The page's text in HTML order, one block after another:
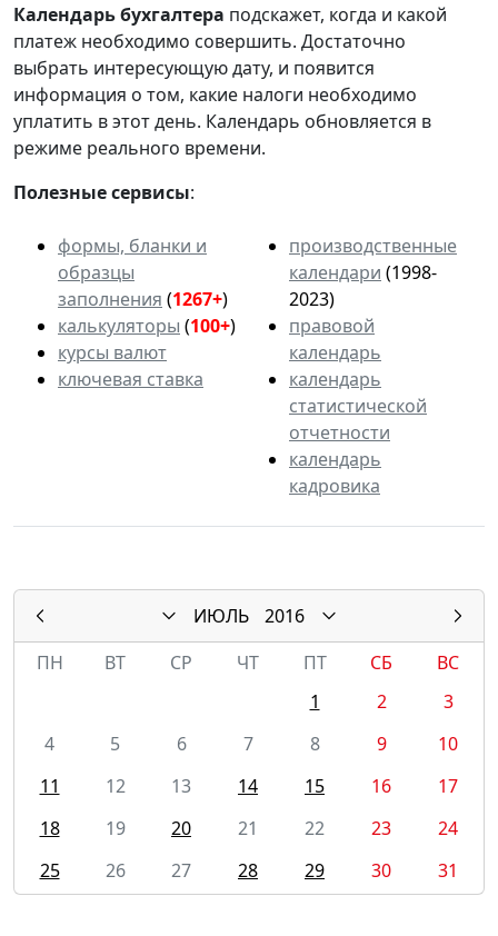
Календарьбухгалтера подскажет, когда и какой
платеж необходимо совершить. Достаточно
выбрать интересующую дату, и появится
информация о том, какие налоги необходимо
уплатить в этот день. Календарь обновляется в
режиме реального времени.
Полезные сервисы:
формы, бланки и
образцы
заполнения (1267+)
калькуляторы (100+)
курсы валют
ключевая ставка
производственные
календари (1998-
2023)
правовой
календарь
календарь
статистической
отчетности
календарь
кадровика
ИЮЛЬ
2016
ПН
ВТ СР ЧТ ПТ СБ
ВС
1
2
3
4
5 6 7 8 9
10
11
12 13 14 15 16
17
18
19 20 21 22 23
24
25
26 27 28 29 30 31